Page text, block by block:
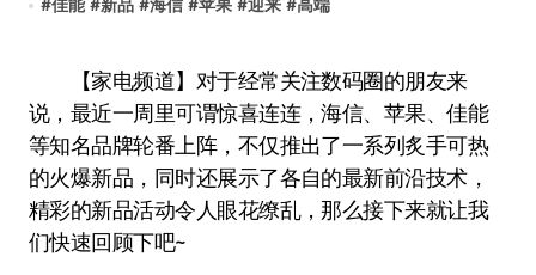
#佳能 #新品 #海信 #苹果 #迎来 #高端
【家电频道】对于经常关注数码圈的朋友来
说，最近一周里可谓惊喜连连，海信、苹果、佳能
等知名品牌轮番上阵，不仅推出了一系列炙手可热
的火爆新品，同时还展示了各自的最新前沿技术，
精彩的新品活动令人眼花缭乱，那么接下来就让我
们快速回顾下吧~